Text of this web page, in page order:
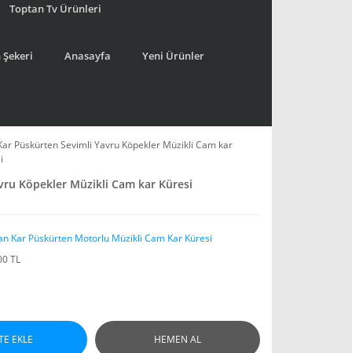
Toptan Tv Ürünleri
Anasayfa Yeni Ürünler
Püskürten Sevimli Yavru Köpekler Müzikli Cam kar
Köpekler Müzikli Cam kar Küresi
Kar Püskürten Motorlu Müzikli Cam Kar Küresi
TL
EKLE HEMEN AL